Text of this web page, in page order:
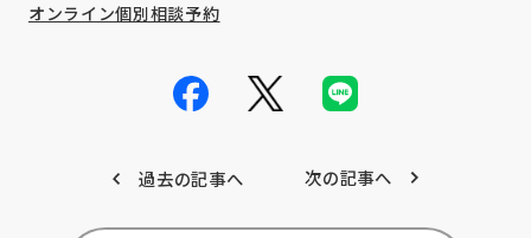
オンライン個別相談予約
過去の記事へ 次の記事へ